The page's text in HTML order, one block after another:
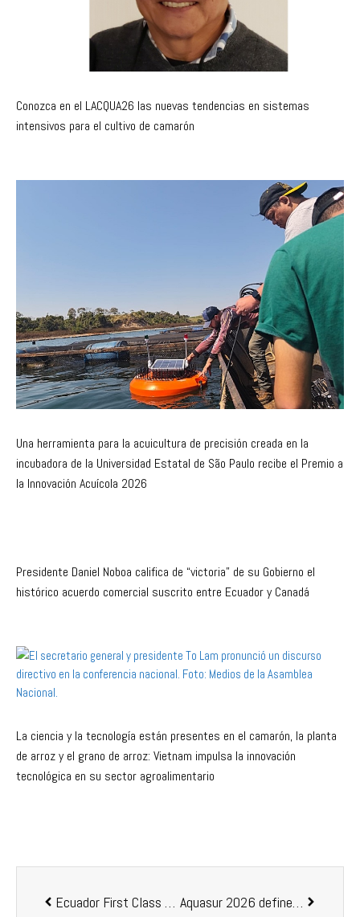
Conozca en el LACQUA26 las nuevas tendencias en sistemas
intensivos para el cultivo de camarón
Una herramienta para la acuicultura de precisión creada en la
incubadora de la Universidad Estatal de São Paulo recibe el Premio a
la Innovación Acuícola 2026
Presidente Daniel Noboa califica de “victoria” de su Gobierno el
histórico acuerdo comercial suscrito entre Ecuador y Canadá
La ciencia y la tecnología están presentes en el camarón, la planta
de arroz y el grano de arroz: Vietnam impulsa la innovación
tecnológica en su sector agroalimentario
Ecuador First Class Shrimp se muestra en la XXVI edición de la Feria Conxemar de Vigo, en España Aquasur 2026 define su nuevo recinto